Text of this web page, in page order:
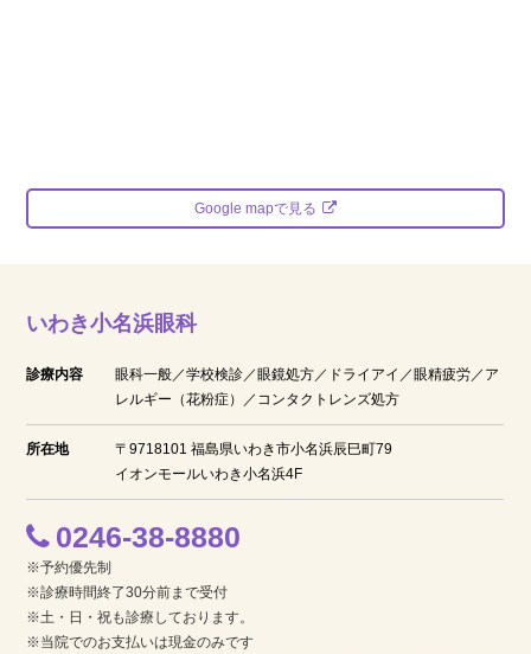
Google mapで見る
いわき小名浜眼科
診療内容
眼科一般／学校検診／眼鏡処方／ドライアイ／眼精疲労／ア
レルギー（花粉症）／コンタクトレンズ処方
所在地
〒9718101 福島県いわき市小名浜辰巳町79
イオンモールいわき小名浜4F
0246-38-8880
※予約優先制
※診療時間終了30分前まで受付
※土・日・祝も診療しております。
※当院でのお支払いは現金のみです